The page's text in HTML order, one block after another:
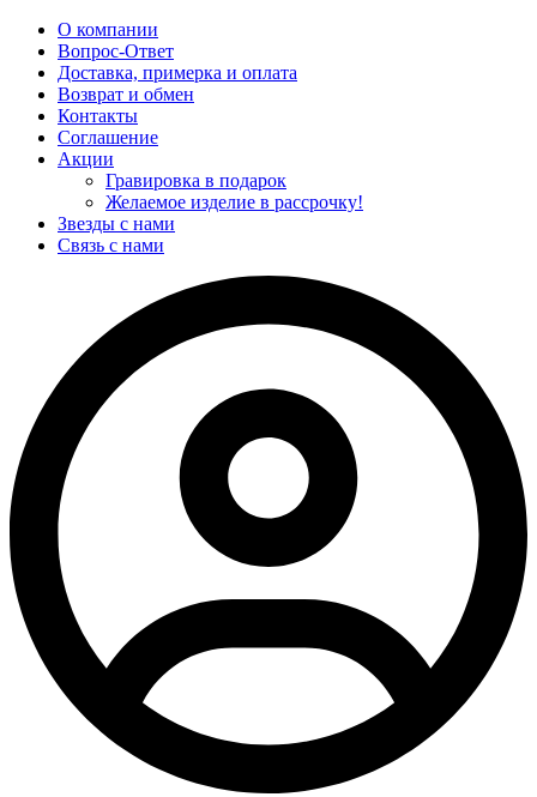
О компании
Вопрос-Ответ
Доставка, примерка и оплата
Возврат и обмен
Контакты
Соглашение
Акции
Гравировка в подарок
Желаемое изделие в рассрочку!
Звезды с нами
Связь с нами